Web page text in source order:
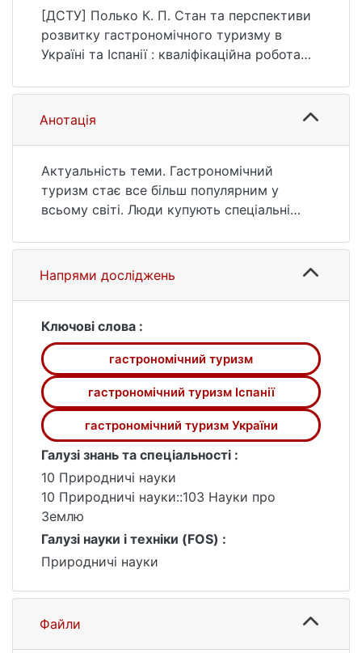
робота, Київський національний
університет імені Тараса Шевченка].
eKNUTSHIR.
https://ir.library.knu.ua/handle/15071834/1535
[ДСТУ] Полько К. П. Стан та перспективи
розвитку гастрономічного туризму в
Україні та Іспанії : кваліфікаційна робота
С. І. Уліганець. Київ, 2024. 52 с. URL:
https://ir.library.knu.ua/handle/15071834/1535
(дата звернення: 25.07.2026).
Анотація
Актуальність теми. Гастрономічний
туризм стає все більш популярним у
всьому світі. Люди купують спеціальні
кухнею тієї чи іншої країни або ж
окремого регіону.
Об’єктом дослідження є гастрономічний
Предметом дослідження є стан та
перспективи розвитку гастрономічного
туризму Іспанії та України.
Метою даної роботи є виявлення
особливостей гастрономічного туризму в
Європі, порівняння гастрономічного
туризму в різних країнах і регіонах та його
вплив на туристичну індустрію в цілому.
Напрями досліджень
Ключові слова :
гастрономічний туризм
гастрономічний туризм Іспанії
гастрономічний туризм України
Галузі знань та спеціальності :
10 Природничі науки
10 Природничі науки::103 Науки про
Землю
Галузі науки і техніки (FOS) :
Природничі науки
Файли